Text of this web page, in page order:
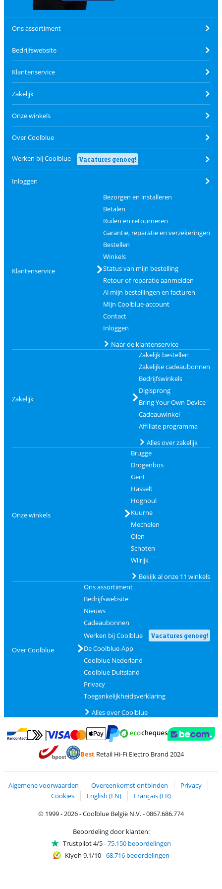
Ons assortiment
Bedrijfswebsite
Klantenservice
Zakelijk
Onze winkels
Over Coolblue
Werken bij Coolblue Vacatures genoeg!
Inloggen
Klantenservice
Bezorgen en installeren
Betalen
Ruilen en retourneren
Garantie, reparatie en verzekeringen
Bestellen
Winkels
Status van mijn bestelling
Retour of reparatie aanmelden
Al mijn bestellingen en facturen
Mijn Coolblue-account
Contact
Inloggen
Naar de klantenservice
Zakelijk
Zakelijk bestellen
Zakelijke cadeaubonnen
Bedrijfswinkels
Digisprong
Bring Your Own Device
Cadeauwinkel
Affiliate programma
Alles over zakelijk
Onze winkels
Brugge
Drogenbos
Gent
Hasselt
Hognoul
Kuurne
Mechelen
Olen
Schoten
Wilrijk
Bekijk al onze 11 winkels
Over Coolblue
Ons assortiment
Bedrijfswebsite
Nieuws
Cadeaubonnen
Werken bij Coolblue
Vacatures genoeg!
De Coolblue-App
Coolblue Nederland
Coolblue Duitsland
Privacy
Toegankelijkheidsverklaring
Alles over Coolblue
Betalen met Bancontact
Betalen met MasterCard en Visa via ClickToPay
BestRetail Hi-Fi Electro Brand 2024
Algemene voorwaarden Overeenkomst ontbinden
Privacy
Cookies
English (EN)
Français (FR)
© 1999 - 2026 - Coolblue België N.V. - 0867.686.774
Beoordeling door klanten:
Trustpilot 4/5-75.150 beoordelingen
Kiyoh 9.1/10-68.716 beoordelingen